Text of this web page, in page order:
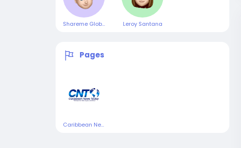
Shareme Global Leroy Santana
Pages
Caribbean News Today